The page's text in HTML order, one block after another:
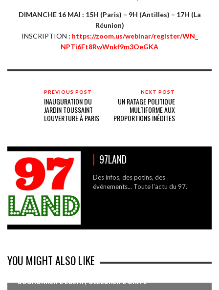
DIMANCHE 16 MAI : 15H (Paris) – 9H (Antilles) – 17H (La
Réunion)
INSCRIPTION : https://zoom.us/webinar/register/WN_
NPTi6Ft8RwWnkf9m3OeGKA
PREVIOUS POST
INAUGURATION DU
JARDIN TOUSSAINT
LOUVERTURE À PARIS
NEXT POST
UN RATAGE POLITIQUE
MULTIFORME AUX
PROPORTIONS INÉDITES
97LAND
Des infos, des potins, des
événements... Toute l'actu du 97.
YOU MIGHT ALSO LIKE
COURONNER L’ÉCLAT, CÉLÉBRER L’UNITÉ